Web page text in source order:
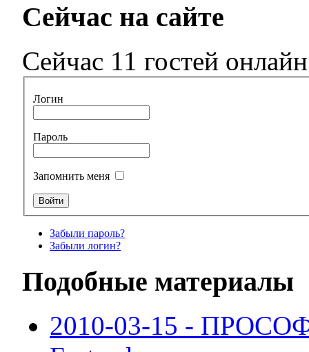
Сейчас на сайте
Сейчас 11 гостей онлайн
Логин
Пароль
Запомнить меня
Забыли пароль?
Забыли логин?
Подобные материалы
2010-03-15 -